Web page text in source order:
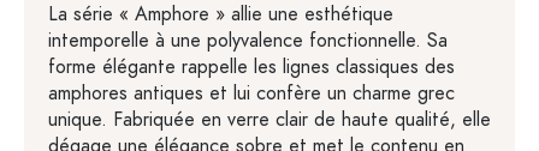
La série « Amphore » allie une esthétique
intemporelle à une polyvalence fonctionnelle. Sa
forme élégante rappelle les lignes classiques des
amphores antiques et lui confère un charme grec
unique. Fabriquée en verre clair de haute qualité, elle